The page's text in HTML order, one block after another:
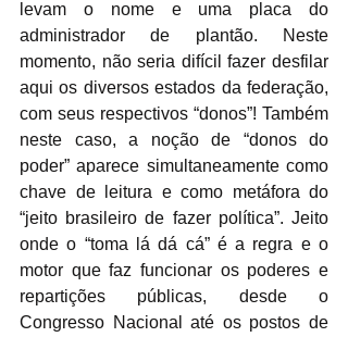
levam o nome e uma placa do
administrador de plantão. Neste
momento, não seria difícil fazer desfilar
aqui os diversos estados da federação,
com seus respectivos “donos”! Também
neste caso, a noção de “donos do
poder” aparece simultaneamente como
chave de leitura e como metáfora do
“jeito brasileiro de fazer política”. Jeito
onde o “toma lá dá cá” é a regra e o
motor que faz funcionar os poderes e
repartições públicas, desde o
Congresso Nacional até os postos de